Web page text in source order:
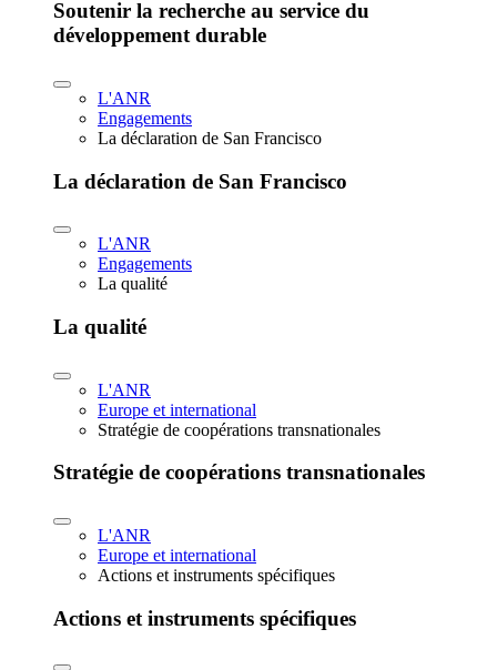
Soutenir la recherche au service du
développement durable
L'ANR
Engagements
La déclaration de San Francisco
La déclaration de San Francisco
L'ANR
Engagements
La qualité
La qualité
L'ANR
Europe et international
Stratégie de coopérations transnationales
Stratégie de coopérations transnationales
L'ANR
Europe et international
Actions et instruments spécifiques
Actions et instruments spécifiques